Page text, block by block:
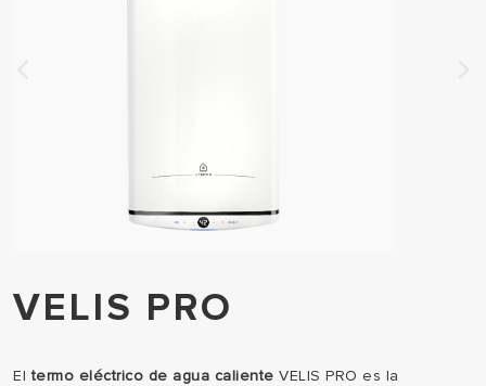
VELIS PRO
Eltermo eléctrico de agua caliente VELIS PRO es la